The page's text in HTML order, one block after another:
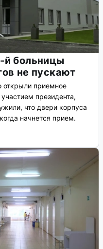
й больницы
не пускают
открыли приемное
президента,
что двери корпуса
начнется прием.